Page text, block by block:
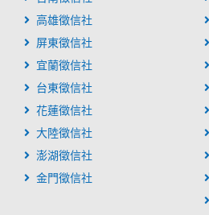
高雄徵信社
屏東徵信社
宜蘭徵信社
台東徵信社
花蓮徵信社
大陸徵信社
澎湖徵信社
金門徵信社